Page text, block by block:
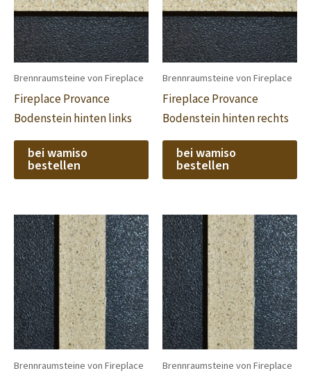
Brennraumsteine von Fireplace
Fireplace Provance
Bodenstein hinten links
bei wamiso
bestellen
Brennraumsteine von Fireplace
Fireplace Provance
Bodenstein hinten rechts
bei wamiso
bestellen
Brennraumsteine von Fireplace Brennraumsteine von Fireplace